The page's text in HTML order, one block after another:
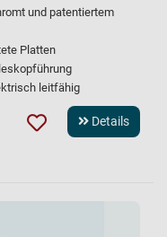
und patentiertem
Platten
leitfähig
Details